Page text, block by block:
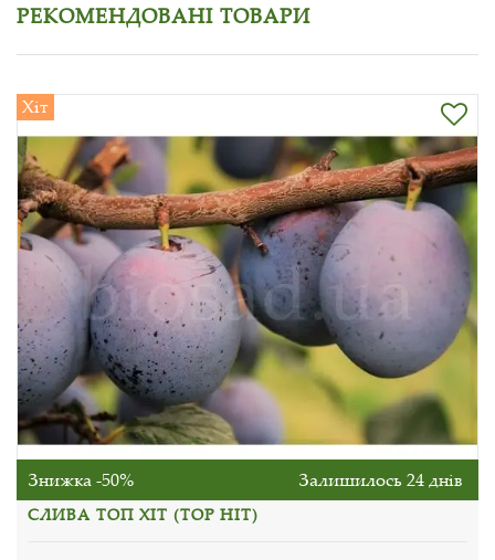
РЕКОМЕНДОВАНІ ТОВАРИ
Хіт
Знижка -50% Залишилось 24 днів
СЛИВА ТОП ХІТ (TOP HIT)